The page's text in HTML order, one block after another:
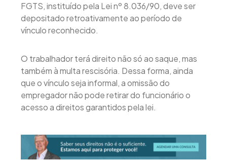
FGTS, instituído pela Lei nº 8.036/90, deve ser
depositado retroativamente ao período de
vínculo reconhecido.
O trabalhador terá direito não só ao saque, mas
também à multa rescisória. Dessa forma, ainda
que o vínculo seja informal, a omissão do
empregador não pode retirar do funcionário o
acesso a direitos garantidos pela lei.